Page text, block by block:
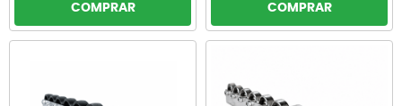
COMPRAR COMPRAR